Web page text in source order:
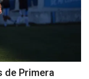
de Primera